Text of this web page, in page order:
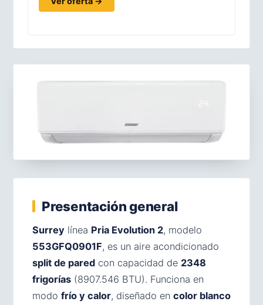
Presentación general
Surrey línea Pria Evolution 2, modelo
553GFQ0901F, es un aire acondicionado
split de pared con capacidad de 2348
frigorías (8907.546 BTU). Funciona en
modo frío y calor, diseñado en color blanco